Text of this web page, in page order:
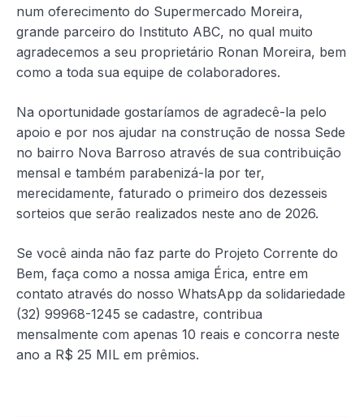
num oferecimento do Supermercado Moreira,
grande parceiro do Instituto ABC, no qual muito
agradecemos a seu proprietário Ronan Moreira, bem
como a toda sua equipe de colaboradores.
Na oportunidade gostaríamos de agradecê-la pelo
apoio e por nos ajudar na construção de nossa Sede
no bairro Nova Barroso através de sua contribuição
mensal e também parabenizá-la por ter,
merecidamente, faturado o primeiro dos dezesseis
sorteios que serão realizados neste ano de 2026.
Se você ainda não faz parte do Projeto Corrente do
Bem, faça como a nossa amiga Érica, entre em
contato através do nosso WhatsApp da solidariedade
(32) 99968-1245 se cadastre, contribua
mensalmente com apenas 10 reais e concorra neste
ano a R$ 25 MIL em prêmios.